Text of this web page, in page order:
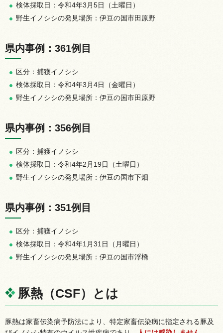
検体採取日：令和4年3月5日（土曜日）
野生イノシシの発見場所：伊豆の国市田原野
県内事例：361例目
区分：捕獲イノシシ
検体採取日：令和4年3月4日（金曜日）
野生イノシシの発見場所：伊豆の国市田原野
県内事例：356例目
区分：捕獲イノシシ
検体採取日：令和4年2月19日（土曜日）
野生イノシシの発見場所：伊豆の国市下畑
県内事例：351例目
区分：捕獲イノシシ
検体採取日：令和4年1月31日（月曜日）
野生イノシシの発見場所：伊豆の国市浮橋
豚熱（CSF）とは
豚熱は家畜伝染病予防法により、特定家畜伝染病に指定される豚及